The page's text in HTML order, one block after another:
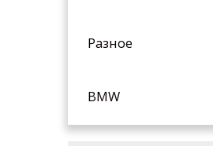
Разное
BMW